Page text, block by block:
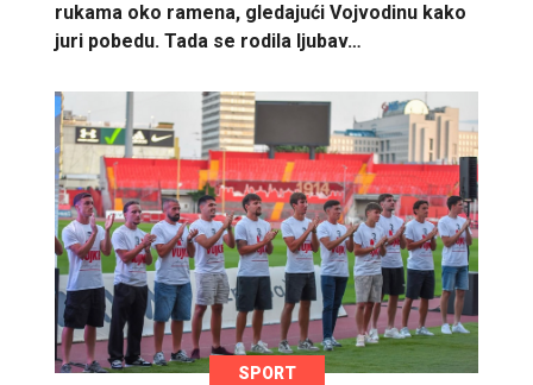
rukama oko ramena, gledajući Vojvodinu kako
juri pobedu. Tada se rodila ljubav…
SPORT